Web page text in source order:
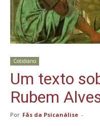
Cotidiano
Um texto
Rubem
Por Fãs da Psicanálise -